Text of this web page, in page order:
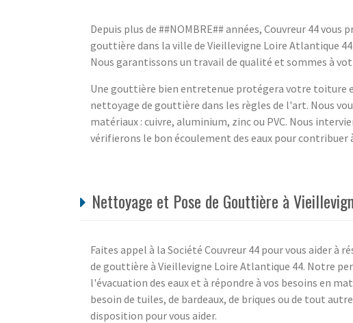
Depuis plus de ##NOMBRE## années, Couvreur 44
gouttière dans la ville de Vieillevigne Loire Atlantique
Nous garantissons un travail de qualité et sommes à
Une gouttière bien entretenue protégera votre toiture
nettoyage de gouttière dans les règles de l'art. Nous
matériaux : cuivre, aluminium, zinc ou PVC. Nous
vérifierons le bon écoulement des eaux pour contribuer
Nettoyage et Pose de Gouttière à
Faites appel à la Société Couvreur 44 pour vous aider à
de gouttière à Vieillevigne Loire Atlantique 44. Notre
l'évacuation des eaux et à répondre à vos besoins en
besoin de tuiles, de bardeaux, de briques ou de tout
disposition pour vous aider.